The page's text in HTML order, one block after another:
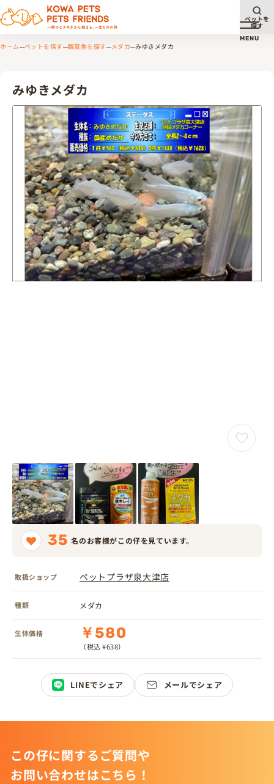
メニ
MENU
ペットを
探す
ホーム ペットを探す 観賞魚を探す メダカ みゆきメダカ
みゆきメダカ
35 名のお客様がこの仔を見ています。
取扱ショップ ペットプラザ泉大津店
種類 メダカ
生体価格 ￥580
（税込 ¥638）
LINEでシェア メールでシェア
この仔に関するご質問や
お問い合わせはこちら！